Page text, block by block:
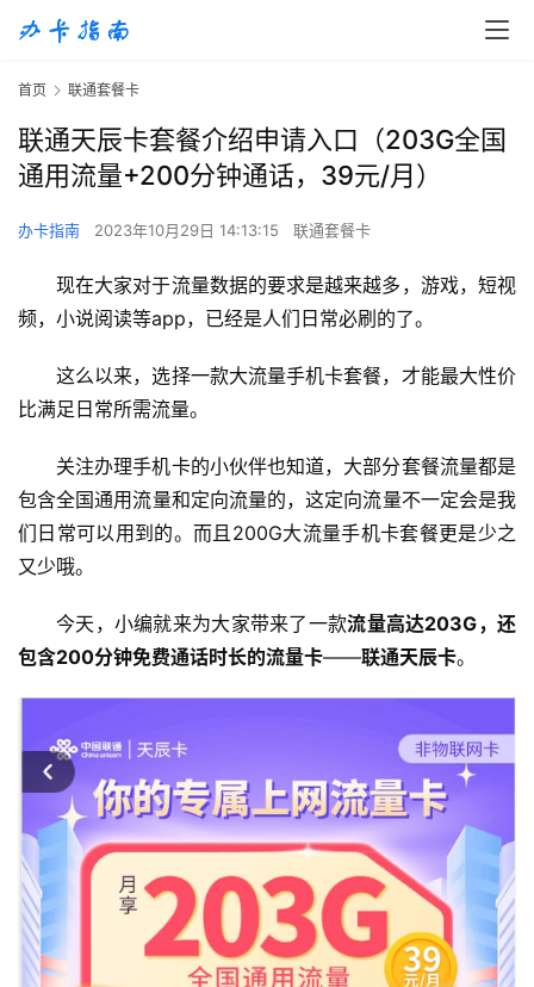
首页 联通套餐卡
联通天辰卡套餐介绍申请入口（203G全国
通用流量+200分钟通话，39元/月）
办卡指南 2023年10月29日 14:13:15 联通套餐卡
现在大家对于流量数据的要求是越来越多，游戏，短视
频，小说阅读等app，已经是人们日常必刷的了。
这么以来，选择一款大流量手机卡套餐，才能最大性价
比满足日常所需流量。
关注办理手机卡的小伙伴也知道，大部分套餐流量都是
包含全国通用流量和定向流量的，这定向流量不一定会是我
们日常可以用到的。而且200G大流量手机卡套餐更是少之
又少哦。
今天，小编就来为大家带来了一款流量高达203G，还
包含200分钟免费通话时长的流量卡——联通天辰卡。